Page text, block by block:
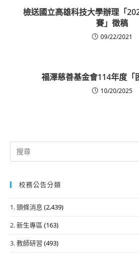
檢送國立高雄科技大學辦理「
賽」徵稿
09/22/2021
福澤慈善基金會114年度「
10/20/2025
Search
for:
校務公告分類
1. 頭條消息 (2,439)
2. 新生專區 (163)
3. 教師研習 (493)